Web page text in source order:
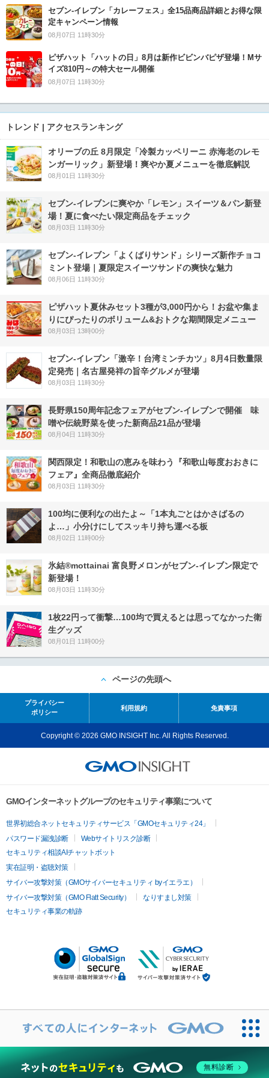
セブン‐イレブン「カレーフェス」全15品商品詳細とお得な限
定キャンペーン情報
08月07日 11時30分
ピザハット「ハットの日」8月は新作ビビンバピザ登場！Mサ
イズ810円～の特大セール開催
08月07日 11時30分
トレンド | アクセスランキング
オリーブの丘 8月限定「冷製カッペリーニ 赤海老のレモ
ンガーリック」新登場！爽やか夏メニューを徹底解説
08月01日 11時30分
セブン‐イレブンに爽やか「レモン」スイーツ＆パン新登
場！夏に食べたい限定商品をチェック
08月03日 11時30分
セブン‐イレブン「よくばりサンド」シリーズ新作チョコ
ミント登場｜夏限定スイーツサンドの爽快な魅力
08月06日 11時30分
ピザハット夏休みセット3種が3,000円から！お盆や集ま
りにぴったりのボリューム&おトクな期間限定メニュー
08月03日 13時00分
セブン-イレブン「激辛！台湾ミンチカツ」8月4日数量限
定発売｜名古屋発祥の旨辛グルメが登場
08月03日 11時30分
長野県150周年記念フェアがセブン-イレブンで開催 味
噌や伝統野菜を使った新商品21品が登場
08月04日 11時30分
関西限定！和歌山の恵みを味わう『和歌山毎度おおきに
フェア』全商品徹底紹介
08月03日 11時30分
100均に便利なの出たよ～「1本丸ごとはかさばるの
よ…」小分けにしてスッキリ持ち運べる板
08月02日 11時00分
氷結®mottainai 富良野メロンがセブン‐イレブン限定で
新登場！
08月03日 11時30分
1枚22円って衝撃…100均で買えるとは思ってなかった衛
生グッズ
08月01日 11時00分
ページの先頭へ
プライバシー
ポリシー
利用規約 免責事項
Copyright © 2026 GMO INSIGHT Inc. All Rights Reserved.
GMOインターネットグループのセキュリティ事業について
世界初総合ネットセキュリティサービス「GMOセキュリティ24」
パスワード漏洩診断
Webサイトリスク診断
セキュリティ相談AIチャットボット
実在証明・盗聴対策
サイバー攻撃対策（GMOサイバーセキュリティ byイエラエ）
サイバー攻撃対策（GMO Flatt Security）
なりすまし対策
セキュリティ事業の軌跡
無料診断